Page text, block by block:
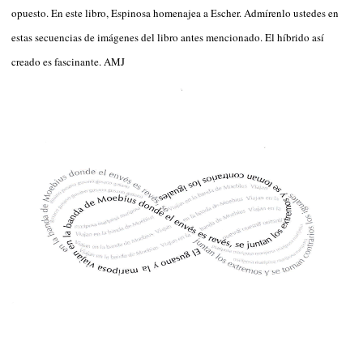
opuesto. En este libro, Espinosa homenajea a Escher. Admírenlo ustedes en
estas secuencias de imágenes del libro antes mencionado. El híbrido así
creado es fascinante. AMJ